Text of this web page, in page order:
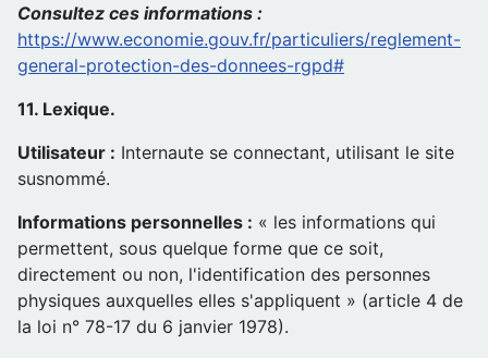
Consultez ces informations :
https://www.economie.gouv.fr/particuliers/reglement-
general-protection-des-donnees-rgpd#
11. Lexique.
Utilisateur : Internaute se connectant, utilisant le site
susnommé.
Informations personnelles : « les informations qui
permettent, sous quelque forme que ce soit,
directement ou non, l'identification des personnes
physiques auxquelles elles s'appliquent » (article 4 de
la loi n° 78-17 du 6 janvier 1978).